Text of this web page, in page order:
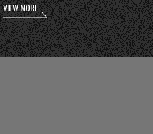
VIEW MORE